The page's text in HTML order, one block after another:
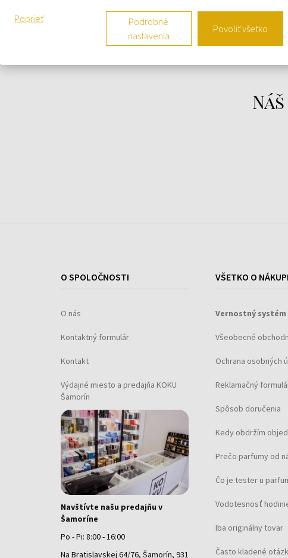
Vonné tóny:
O SPOLOČNOSTI
O nás
Kontaktný formulár
Kontakt
Výdajné miesto a predajňa KOKU
Šamorín
Navštívte našu predajňu v
Šamoríne
Po - Pi: 8:00 - 16:00
Na Bratislavskej 64/76, Šamorín, 931
VŠETKO O
Vernostný systém
Všeobecné
Ochrana osobných
Reklamačný
Spôsob doručenia
Kedy obdržím
Prečo parfumy od
Čo je tester u
Vodotesnosť
Iba originálny tovar
Často kladené
Poprieť
Podrobné
nastavenia
Povoliť všetko